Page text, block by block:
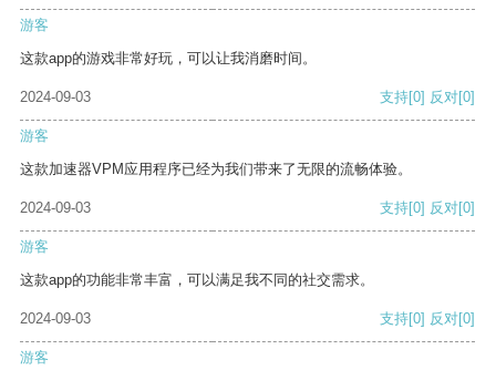
游客
这款app的游戏非常好玩，可以让我消磨时间。
2024-09-03 支持[0] 反对[0]
游客
这款加速器VPM应用程序已经为我们带来了无限的流畅体验。
2024-09-03 支持[0] 反对[0]
游客
这款app的功能非常丰富，可以满足我不同的社交需求。
2024-09-03 支持[0] 反对[0]
游客